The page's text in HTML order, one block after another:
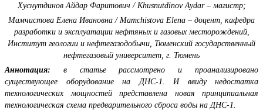
Хуснутдинов Айдар Фаритович / Khusnutdinov Aydar – магистр;
Мамчистова Елена Ивановна / Mamchistova Elena – доцент, кафедра
разработки и эксплуатации нефтяных и газовых месторождений,
Институт геологии и нефтегазодобычи, Тюменский государственный
нефтегазовый университет, г. Тюмень
Аннотация: в статье рассмотрено и проанализировано
существующее оборудование на ДНС-1. И ввиду недостатка
технологических мощностей представлена новая принципиальная
технологическая схема предварительного сброса воды на ДНС-1.